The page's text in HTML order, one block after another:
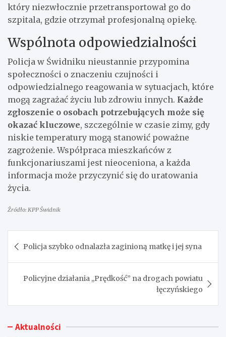
który niezwłocznie przetransportował go do
szpitala, gdzie otrzymał profesjonalną opiekę.
Wspólnota odpowiedzialności
Policja w Świdniku nieustannie przypomina
społeczności o znaczeniu czujności i
odpowiedzialnego reagowania w sytuacjach, które
mogą zagrażać życiu lub zdrowiu innych. Każde
zgłoszenie o osobach potrzebujących może się
okazać kluczowe, szczególnie w czasie zimy, gdy
niskie temperatury mogą stanowić poważne
zagrożenie. Współpraca mieszkańców z
funkcjonariuszami jest nieoceniona, a każda
informacja może przyczynić się do uratowania
życia.
Źródło: KPP Świdnik
wpisu
Policja szybko odnalazła zaginioną matkę i jej syna
Policyjne działania ,,Prędkość” na drogach powiatu
łęczyńskiego
Aktualności